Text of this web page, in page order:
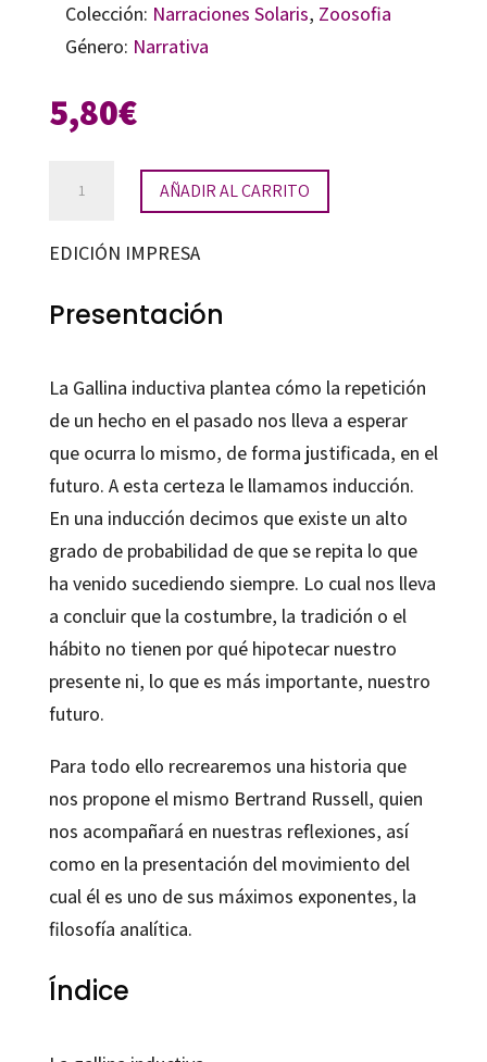
Colección: Narraciones Solaris, Zoosofia
Género: Narrativa
5,80€
inductiva
AÑADIR AL CARRITO
EDICIÓN IMPRESA
Presentación
La Gallina inductiva plantea cómo la repetición
de un hecho en el pasado nos lleva a esperar
que ocurra lo mismo, de forma justificada, en el
futuro. A esta certeza le llamamos inducción.
En una inducción decimos que existe un alto
grado de probabilidad de que se repita lo que
ha venido sucediendo siempre. Lo cual nos lleva
a concluir que la costumbre, la tradición o el
hábito no tienen por qué hipotecar nuestro
presente ni, lo que es más importante, nuestro
futuro.
Para todo ello recrearemos una historia que
nos propone el mismo Bertrand Russell, quien
nos acompañará en nuestras reflexiones, así
como en la presentación del movimiento del
cual él es uno de sus máximos exponentes, la
filosofía analítica.
Índice